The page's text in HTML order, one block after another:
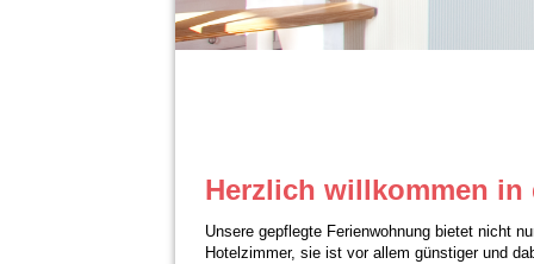
Herzlich willkommen in
Unsere gepflegte Ferienwohnung bietet nicht
Hotelzimmer, sie ist vor allem günstiger und